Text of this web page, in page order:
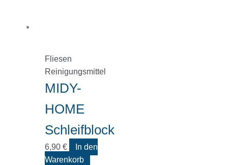
Fliesen
Reinigungsmittel
MIDY-
HOME
Schleifblock
6,90 €
In den
Warenkorb